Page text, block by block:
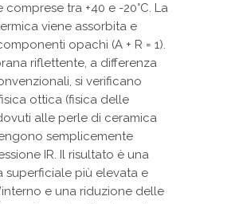
tra +40 e -20°C. La
viene assorbita e
opachi (A + R = 1).
riflettente, a differenza
si verificano
ottica (fisica delle
alle perle di ceramica
semplicemente
IR. Il risultato è una
superficiale più elevata e
e una riduzione delle